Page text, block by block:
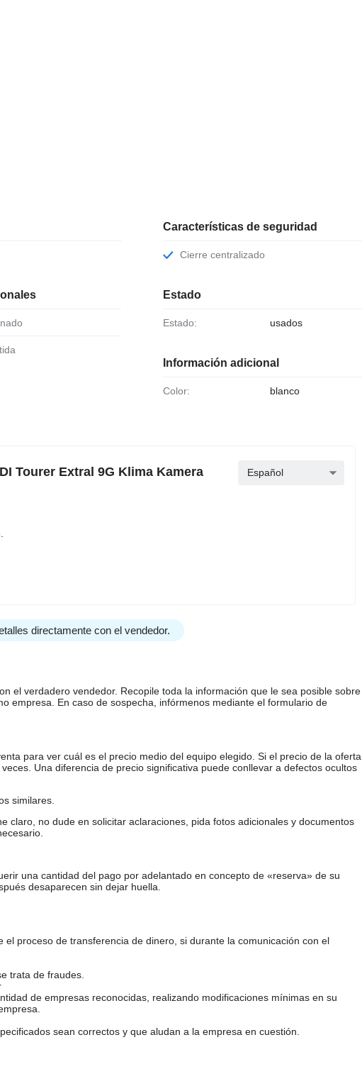
Características de seguridad
Cierre centralizado
Estado
Estado: usados
Información adicional
Color: blanco
Tourer Extral 9G Klima Kamera
Español
directamente con el vendedor.
el verdadero vendedor. Recopile toda la información que le sea posible sobre
empresa. En caso de sospecha, infórmenos mediante el formulario de
para ver cuál es el precio medio del equipo elegido. Si el precio de la oferta
Una diferencia de precio significativa puede conllevar a defectos ocultos
similares.
claro, no dude en solicitar aclaraciones, pida fotos adicionales y documentos
una cantidad del pago por adelantado en concepto de «reserva» de su
desaparecen sin dejar huella.
proceso de transferencia de dinero, si durante la comunicación con el
trata de fraudes.
de empresas reconocidas, realizando modificaciones mínimas en su
sean correctos y que aludan a la empresa en cuestión.